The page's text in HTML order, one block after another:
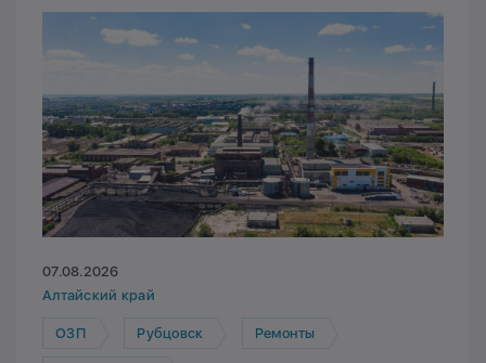
07.08.2026
Алтайский край
ОЗП Рубцовск Ремонты